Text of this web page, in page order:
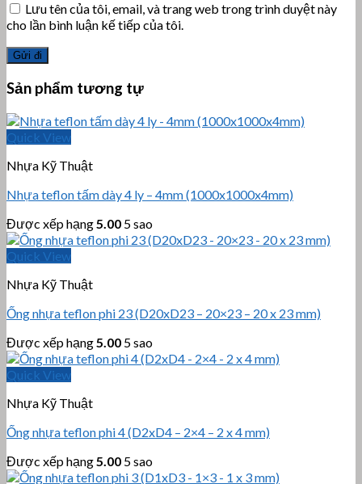
Lưu tên của tôi, email, và trang web trong trình duyệt này
cho lần bình luận kế tiếp của tôi.
Sản phẩm tương tự
Quick View
Nhựa Kỹ Thuật
Nhựa teflon tấm dày 4 ly – 4mm (1000x1000x4mm)
Được xếp hạng 5.00 5 sao
Quick View
Nhựa Kỹ Thuật
Ống nhựa teflon phi 23 (D20xD23 – 20×23 – 20 x 23 mm)
Được xếp hạng 5.00 5 sao
Quick View
Nhựa Kỹ Thuật
Ống nhựa teflon phi 4 (D2xD4 – 2×4 – 2 x 4 mm)
Được xếp hạng 5.00 5 sao